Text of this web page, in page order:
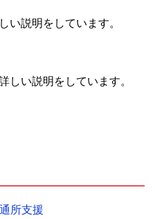
い説明をしています。
しい説明をしています。
所支援